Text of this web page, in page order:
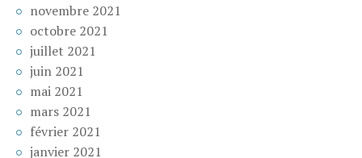
novembre 2021
octobre 2021
juillet 2021
juin 2021
mai 2021
mars 2021
février 2021
janvier 2021